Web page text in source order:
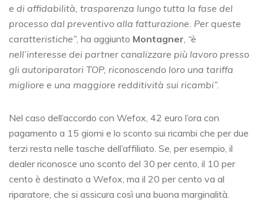
e di affidabilità, trasparenza lungo tutta la fase del
processo dal preventivo alla fatturazione. Per queste
caratteristiche”, ha aggiunto Montagner, “è
nell’interesse dei partner canalizzare più lavoro presso
gli autoriparatori TOP, riconoscendo loro una tariffa
migliore e una maggiore redditività sui ricambi”.
Nel caso dell’accordo con Wefox, 42 euro l’ora con
pagamento a 15 giorni e lo sconto sui ricambi che per due
terzi resta nelle tasche dell’affiliato. Se, per esempio, il
dealer riconosce uno sconto del 30 per cento, il 10 per
cento è destinato a Wefox, ma il 20 per cento va al
riparatore, che si assicura così una buona marginalità.